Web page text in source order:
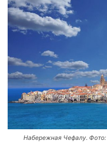
Набережная Чефалу. Фото: